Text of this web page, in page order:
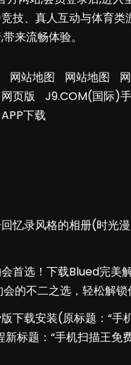
技、真人互动与体育类
来流畅体验。
网站地图 网站地图
页版
J9.COM(国际)
下载
忆录风格的相册(时光
首选！下载Blued完美
的不二之选，轻松解
下载安装(原标题：“手
新标题：“手机扫描王免